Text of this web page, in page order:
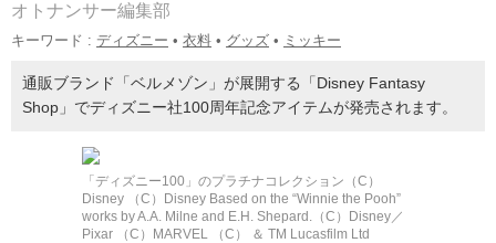
オトナンサー編集部
キーワード : ディズニー • 衣料 • グッズ • ミッキー
通販ブランド「ベルメゾン」が展開する「Disney Fantasy
Shop」でディズニー社100周年記念アイテムが発売されます。
「ディズニー100」のプラチナコレクション（C）
Disney （C）Disney Based on the “Winnie the Pooh”
works by A.A. Milne and E.H. Shepard.（C）Disney／
Pixar （C）MARVEL （C） ＆ TM Lucasfilm Ltd